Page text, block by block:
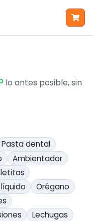
lo antes posible, sin
Pasta dental
Ambientador
Orégano
Lechugas